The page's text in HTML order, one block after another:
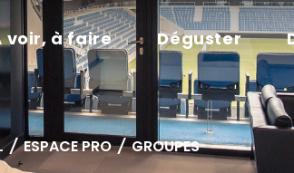
voir, à faire Déguster
/ ESPACE PRO / GROUPES